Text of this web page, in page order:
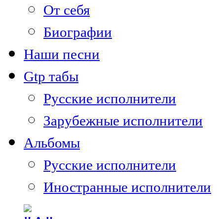
От себя
Биографии
Наши песни
Gtp табы
Русские исполнители
Зарубежные исполнители
Альбомы
Русские исполнители
Иностранные исполнители